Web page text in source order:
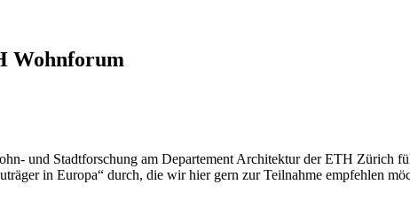
Wohnforum
und Stadtforschung am Departement Architektur der ETH Zürich
in Europa“ durch, die wir hier gern zur Teilnahme empfehlen